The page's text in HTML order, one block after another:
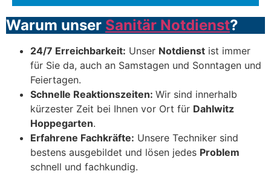
Warum unser Sanitär Notdienst?
24/7 Erreichbarkeit: Unser Notdienst ist immer
für Sie da, auch an Samstagen und Sonntagen und
Feiertagen.
Schnelle Reaktionszeiten: Wir sind innerhalb
kürzester Zeit bei Ihnen vor Ort für Dahlwitz
Hoppegarten.
Erfahrene Fachkräfte: Unsere Techniker sind
bestens ausgebildet und lösen jedes Problem
schnell und fachkundig.